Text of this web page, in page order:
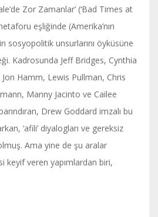
Zor Zamanlar’ (‘Bad Times at
eşliğinde (Amerika’nın
sosyopolitik unsurlarını öyküsüne
Kadrosunda Jeff Bridges, Cynthia
Hamm, Lewis Pullman, Chris
Manny Jacinto ve Cailee
Drew Goddard imzalı bu
‘afili’ diyalogları ve gereksiz
Ama yine de şu aralar
keyif veren yapımlardan biri,